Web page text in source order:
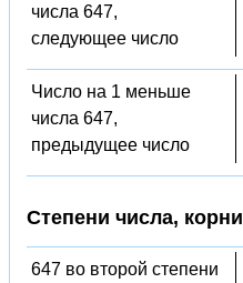
числа 647,
следующее число
Число на 1 меньше
числа 647,
предыдущее число
Степени числа, корни
647 во второй степени